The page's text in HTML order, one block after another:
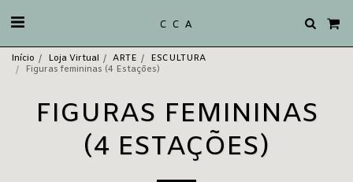
C C A
Início Loja Virtual ARTE
ESCULTURA
Figuras femininas (4 Estações)
FIGURAS FEMININAS
(4 ESTAÇÕES)